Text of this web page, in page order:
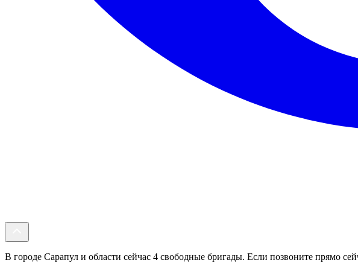
В городе Сарапул и области сейчас 4 свободные бригады. Если позвоните прямо